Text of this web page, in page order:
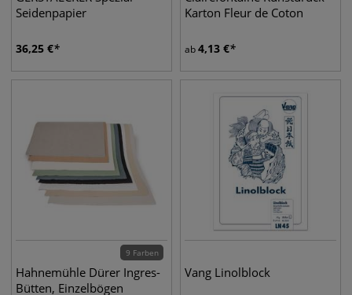
Seidenpapier
36,25 €
Karton Fleur de Coton
ab4,13 €
9 Farben
Hahnemühle Dürer Ingres-
Bütten, Einzelbögen
Vang Linolblock